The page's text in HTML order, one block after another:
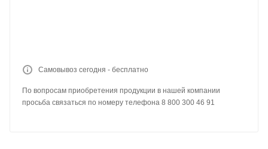
Самовывоз сегодня - бесплатно
По вопросам приобретения продукции в нашей компании
просьба связаться по номеру телефона 8 800 300 46 91